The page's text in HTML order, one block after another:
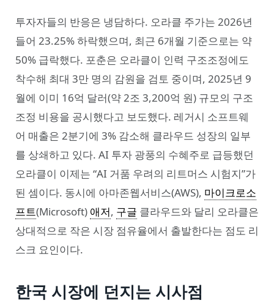
투자자들의 반응은 냉담하다. 오라클 주가는 2026년
들어 23.25% 하락했으며, 최근 6개월 기준으로는 약
50% 급락했다. 포춘은 오라클이 인력 구조조정에도
착수해 최대 3만 명의 감원을 검토 중이며, 2025년 9
월에 이미 16억 달러(약 2조 3,200억 원) 규모의 구조
조정 비용을 공시했다고 보도했다. 레거시 소프트웨
어 매출은 2분기에 3% 감소해 클라우드 성장의 일부
를 상쇄하고 있다. AI 투자 광풍의 수혜주로 급등했던
오라클이 이제는 “AI 거품 우려의 리트머스 시험지”가
된 셈이다. 동시에 아마존웹서비스(AWS), 마이크로소
프트(Microsoft) 애저, 구글 클라우드와 달리 오라클은
상대적으로 작은 시장 점유율에서 출발한다는 점도 리
스크 요인이다.
한국 시장에 던지는 시사점